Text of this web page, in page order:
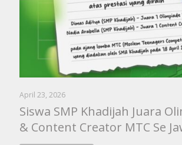
April 23, 2026
Siswa SMP Khadijah Juara
& Content Creator MTC Se